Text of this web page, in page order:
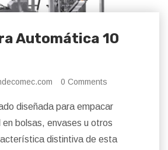
Automática 10
0 Comments
diseñada para empacar
bolsas, envases u otros
distintiva de esta